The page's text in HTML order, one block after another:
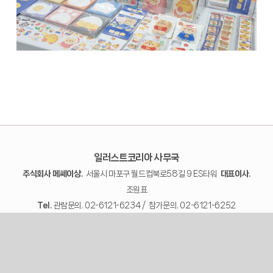
일러스트코리아 사무국
주식회사 메쎄이상.서울시 마포구 월드컵북로58길 9 ES타워
대표이사.
조원표
Tel.관람문의. 02-6121-6234 / 참가문의. 02-6121-6252